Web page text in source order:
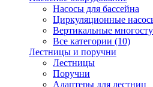
Насосы для бассейна
Циркуляционные
Вертикальные
Все категории (10)
Лестницы и поручни
Лестницы
Поручни
Адаптеры для лестниц